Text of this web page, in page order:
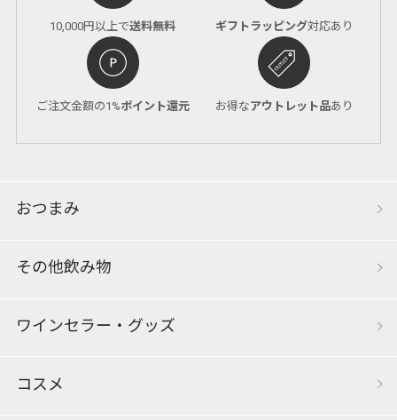
10,000円以上で送料無料 ギフトラッピング対応あり
ご注文金額の1%ポイント還元 お得なアウトレット品あり
おつまみ
その他飲み物
ワインセラー・グッズ
コスメ